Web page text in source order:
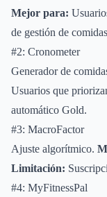
Mejor para:
de gestión de
#2: Cronometer
Generador de
Usuarios que
automático Gold.
#3: MacroFactor
Ajuste algorítmico.
Limitación:
#4: MyFitnessPal